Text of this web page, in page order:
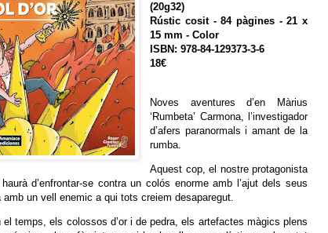
(20g32)
Rústic cosit - 84 pàgines - 21 x
15 mm - Color
ISBN: 978-84-129373-3-6
18€
Noves aventures d’en Màrius
‘Rumbeta’ Carmona, l’investigador
d’afers paranormals i amant de la
rumba.
Aquest cop, el nostre protagonista
d’enfrontar-se contra un colós enorme amb l’ajut dels seus
un vell enemic a qui tots creiem desaparegut.
el temps, els colossos d’or i de pedra, els artefactes màgics plens